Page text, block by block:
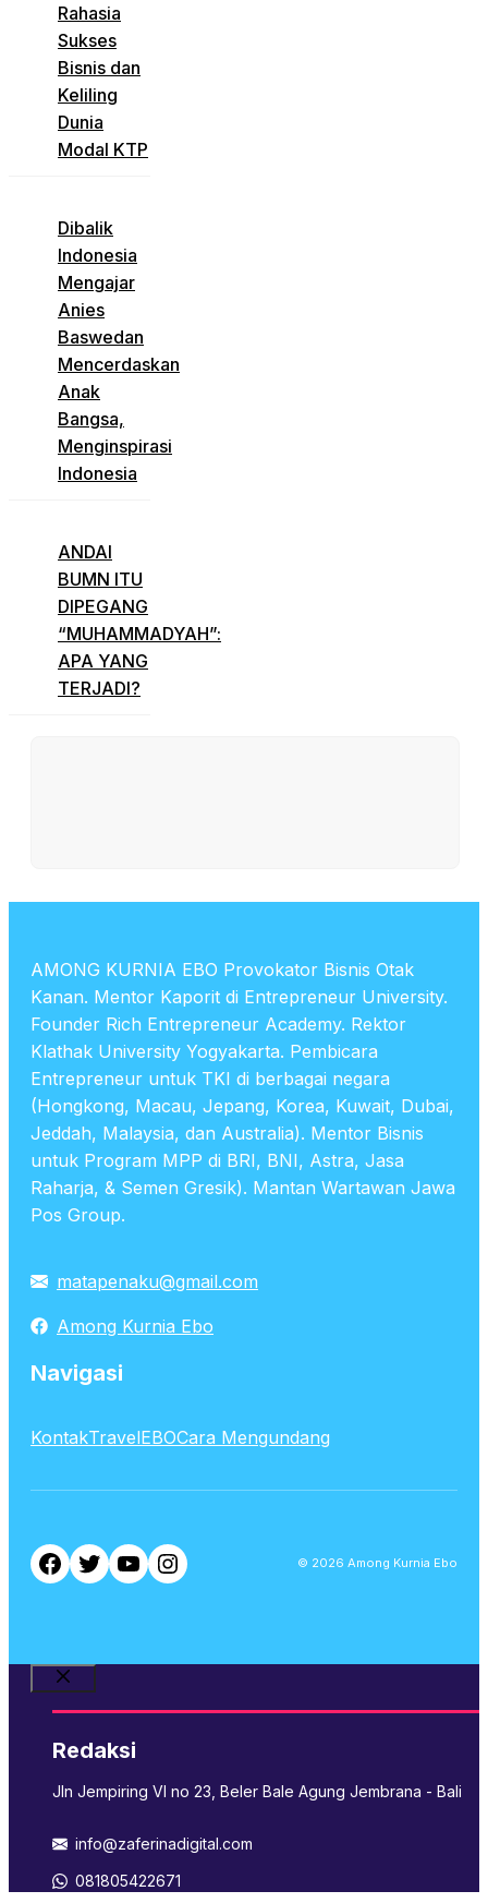
Rahasia
Sukses
Bisnis dan
Keliling
Dunia
Modal KTP
Dibalik
Indonesia
Mengajar
Anies
Baswedan
Mencerdaskan
Anak
Bangsa,
Menginspirasi
Indonesia
ANDAI
BUMN ITU
DIPEGANG
“MUHAMMADYAH”:
APA YANG
TERJADI?
AMONG KURNIA EBO Provokator Bisnis Otak
Kanan. Mentor Kaporit di Entrepreneur University.
Founder Rich Entrepreneur Academy. Rektor
Klathak University Yogyakarta. Pembicara
Entrepreneur untuk TKI di berbagai negara
(Hongkong, Macau, Jepang, Korea, Kuwait, Dubai,
Jeddah, Malaysia, dan Australia). Mentor Bisnis
untuk Program MPP di BRI, BNI, Astra, Jasa
Raharja, & Semen Gresik). Mantan Wartawan Jawa
Pos Group.
matapenaku@gmail.com
Among Kurnia Ebo
Navigasi
KontakTravelEBOCara Mengundang
Facebook
Twitter
YouTube
Instagram © 2026 Among Kurnia Ebo
Close
Redaksi
Jln Jempiring VI no 23, Beler Bale Agung Jembrana - Bali
info@zaferinadigital.com
081805422671